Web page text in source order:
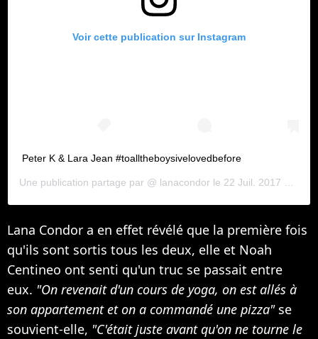
Voir cette publication sur Instagram
Peter K & Lara Jean #toalltheboysivelovedbefore
Une publication partage par @ lanacondor le 22 Juil. 2017 12 :30 PDT
Lana Condor a en effet révélé que la première fois
qu'ils sont sortis tous les deux, elle et Noah
Centineo ont senti qu'un truc se passait entre
eux. "On revenait d'un cours de yoga, on est allés à
son appartement et on a commandé une pizza"se
souvient-elle, "C'était juste avant qu'on ne tourne le